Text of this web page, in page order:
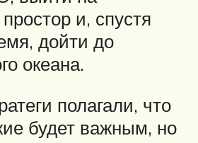
и, спустя
дойти до
океана.
полагали, что
будет важным, но